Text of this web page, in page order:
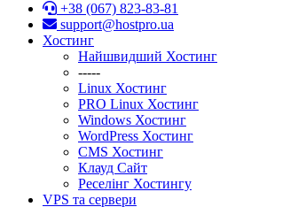
+38 (067) 823-83-81
support@hostpro.ua
Хостинг
Найшвидший Хостинг
-----
Linux Хостинг
PRO Linux Хостинг
Windows Хостинг
WordPress Хостинг
CMS Хостинг
Клауд Сайт
Реселінг Хостингу
VPS та сервери